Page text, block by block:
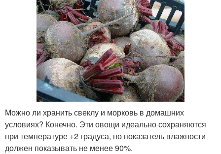
Можно ли хранить свеклу и морковь в домашних
условиях? Конечно. Эти овощи идеально сохраняются
при температуре +2 градуса, но показатель влажности
должен показывать не менее 90%.